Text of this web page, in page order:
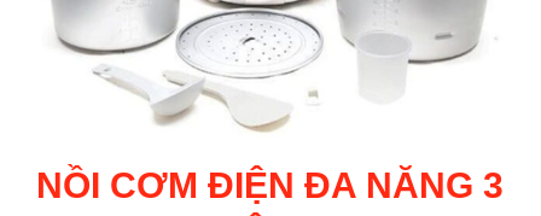
NỒI CƠM ĐIỆN ĐA NĂNG 3